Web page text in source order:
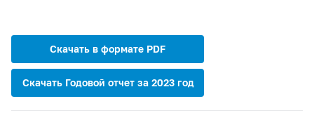
Скачать в формате PDF
Скачать Годовой отчет за 2023 год